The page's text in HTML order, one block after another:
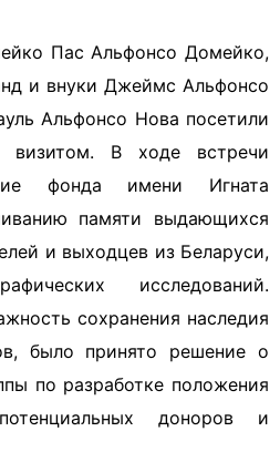
Пас Альфонсо Домейко,
и внуки Джеймс Альфонсо
Альфонсо Нова посетили
визитом. В ходе встречи
фонда имени Игната
памяти выдающихся
и выходцев из Беларуси,
исследований.
сохранения наследия
было принято решение о
по разработке положения
доноров и